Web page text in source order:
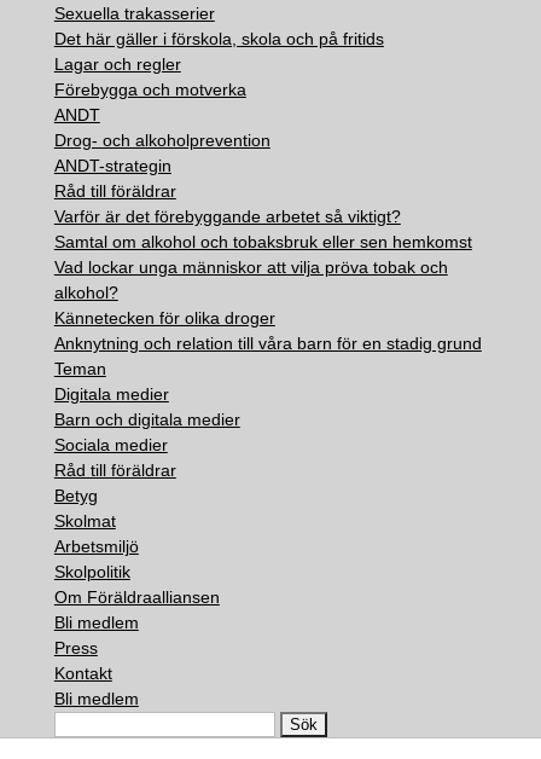
Sexuella trakasserier
Det här gäller i förskola, skola och på fritids
Lagar och regler
Förebygga och motverka
ANDT
Drog- och alkoholprevention
ANDT-strategin
Råd till föräldrar
Varför är det förebyggande arbetet så viktigt?
Samtal om alkohol och tobaksbruk eller sen hemkomst
Vad lockar unga människor att vilja pröva tobak och
alkohol?
Kännetecken för olika droger
Anknytning och relation till våra barn för en stadig grund
Teman
Digitala medier
Barn och digitala medier
Sociala medier
Råd till föräldrar
Betyg
Skolmat
Arbetsmiljö
Skolpolitik
Om Föräldraalliansen
Bli medlem
Press
Kontakt
Bli medlem